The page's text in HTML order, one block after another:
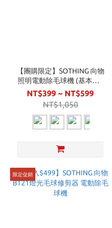
【團購限定】SOTHING 向物
照明電動除毛球機 (基本款 /
升級款)
NT$399 ~ NT$599
NT$1,050
限定促銷